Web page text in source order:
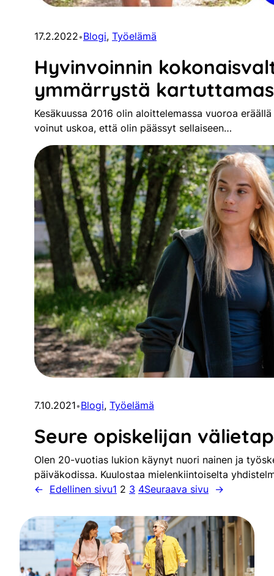
17.2.2022•Blogi, Työelämä
Hyvinvoinnin
ymmärrystä
Kesäkuussa 2016 olin aloittelemassa vuoroa
voinut uskoa, että olin päässyt sellaiseen…
7.10.2021•Blogi, Työelämä
Seure opiskelijan
Olen 20-vuotias lukion käynyt nuori nainen ja
päiväkodissa. Kuulostaa mielenkiintoiselta
← Edellinen sivu1 2 3 4Seuraava sivu →